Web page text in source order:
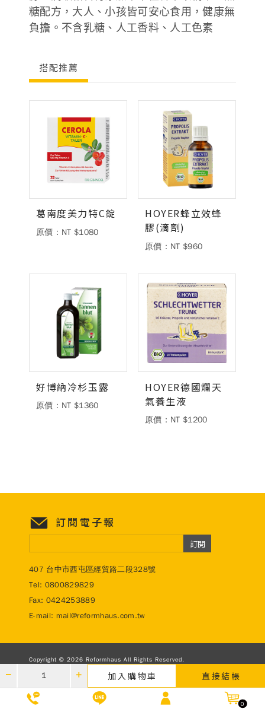
加入購物車 直接結帳
糖配方，大人、小孩皆可安心食用，健康無
負擔。不含乳糖、人工香料、人工色素
搭配推薦
葛南度美力特C錠
原價：NT $1080
HOYER蜂立效蜂
膠(滴劑)
原價：NT $960
好博納冷杉玉露
原價：NT $1360
HOYER德國爛天
氣養生液
原價：NT $1200
0
訂閱電子報
訂閱
407 台中市西屯區經貿路二段328號
Tel: 0800829829
Fax: 0424253889
E-mail: mail@reformhaus.com.tw
Copyright © 2026 Reformhaus All Rights Reserved.
Design by
參柒設計